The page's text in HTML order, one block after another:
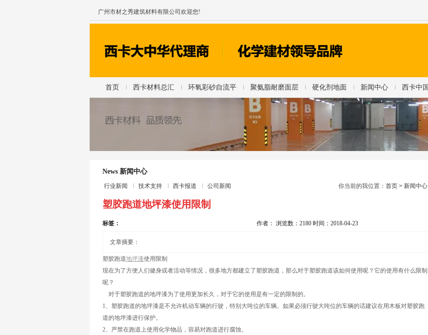
广州市材之秀建筑材料有限公司欢迎您!
首页 西卡材料总汇 环氧彩砂自流平 聚氨脂耐磨面层 硬化剂地面 新闻中心 西卡中国
News 新闻中心
行业新闻 技术支持 西卡报道 公司新闻 你当前的我位置： 首页 > 新闻中心
塑胶跑道地坪漆使用限制
标签： 作者： 浏览数：2180 时间：2018-04-23
文章摘要：
塑胶跑道地坪漆使用限制
现在为了方便人们健身或者活动等情况，很多地方都建立了塑胶跑道，那么对于塑胶跑道该如何使用呢？它的使用有什么限制
呢？
对于塑胶跑道的地坪漆为了使用更加长久，对于它的使用是有一定的限制的。
1、塑胶跑道的地坪漆是不允许机动车辆的行驶，特别大吨位的车辆。如果必须行驶大吨位的车辆的话建议在用木板对塑胶跑
道的地坪漆进行保护。
2、严禁在跑道上使用化学物品，容易对跑道进行腐蚀。